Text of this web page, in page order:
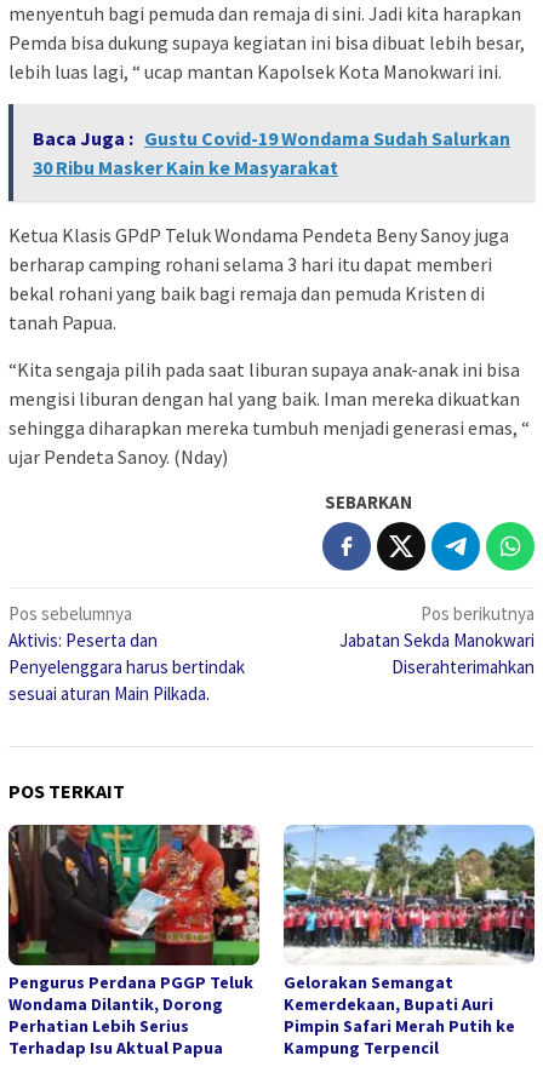
menyentuh bagi pemuda dan remaja di sini. Jadi kita harapkan
Pemda bisa dukung supaya kegiatan ini bisa dibuat lebih besar,
lebih luas lagi, “ ucap mantan Kapolsek Kota Manokwari ini.
Baca Juga : Gustu Covid-19 Wondama Sudah Salurkan
30 Ribu Masker Kain ke Masyarakat
Ketua Klasis GPdP Teluk Wondama Pendeta Beny Sanoy juga
berharap camping rohani selama 3 hari itu dapat memberi
bekal rohani yang baik bagi remaja dan pemuda Kristen di
tanah Papua.
“Kita sengaja pilih pada saat liburan supaya anak-anak ini bisa
mengisi liburan dengan hal yang baik. Iman mereka dikuatkan
sehingga diharapkan mereka tumbuh menjadi generasi emas, “
ujar Pendeta Sanoy. (Nday)
SEBARKAN
Navigasi
pos
Pos sebelumnya
Aktivis: Peserta dan
Penyelenggara harus bertindak
sesuai aturan Main Pilkada.
Pos berikutnya
Jabatan Sekda Manokwari
Diserahterimahkan
POS TERKAIT
Pengurus Perdana PGGP Teluk
Wondama Dilantik, Dorong
Perhatian Lebih Serius
Terhadap Isu Aktual Papua
Gelorakan Semangat
Kemerdekaan, Bupati Auri
Pimpin Safari Merah Putih ke
Kampung Terpencil